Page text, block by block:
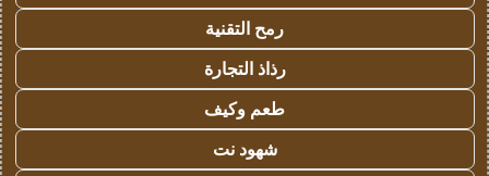
رمح التقنية
رذاذ التجارة
طعم وكيف
شهود نت